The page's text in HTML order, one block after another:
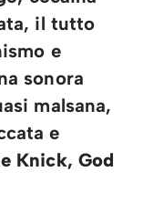
il tutto
e
sonora
malsana,
e
Knick, God